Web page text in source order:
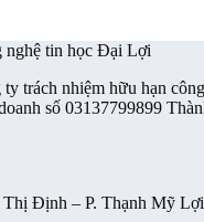
tin học Đại Lợi
trách nhiệm hữu hạn
số 03137799899
Định – P. Thạnh Mỹ